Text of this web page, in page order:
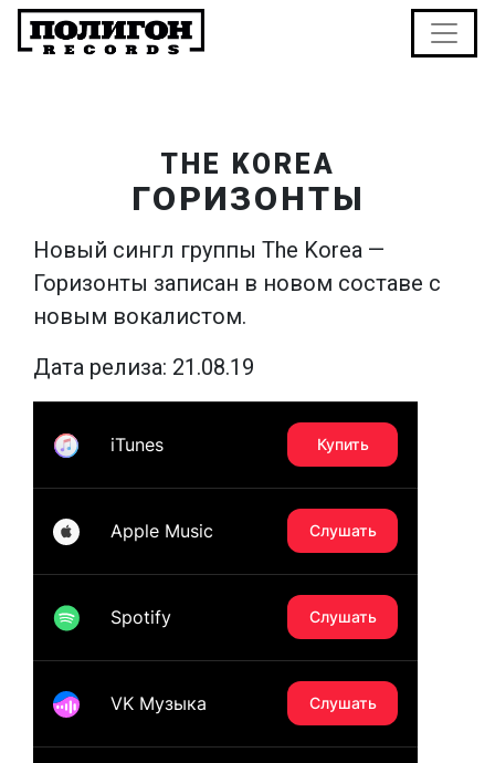
THE KOREA
ГОРИЗОНТЫ
Новый сингл группы The Korea —
Горизонты записан в новом составе с
новым вокалистом.
Дата релиза: 21.08.19